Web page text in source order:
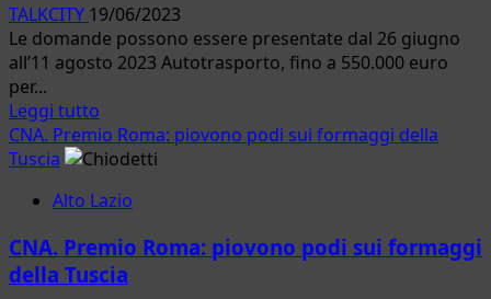
a
100
mila
per
l’acquisto
di
veicoli
a
basso
impatto
ambientale”
TALKCITY 19/06/2023
Le domande possono essere presentate dal 26 giugno
all’11 agosto 2023 Autotrasporto, fino a 550.000 euro
per...
Leggi tutto
di
più
Cna.
fino
a
CNA. Premio Roma: piovono podi sui formaggi della
Tuscia
Alto Lazio
CNA. Premio Roma: piovono podi sui formaggi
della Tuscia